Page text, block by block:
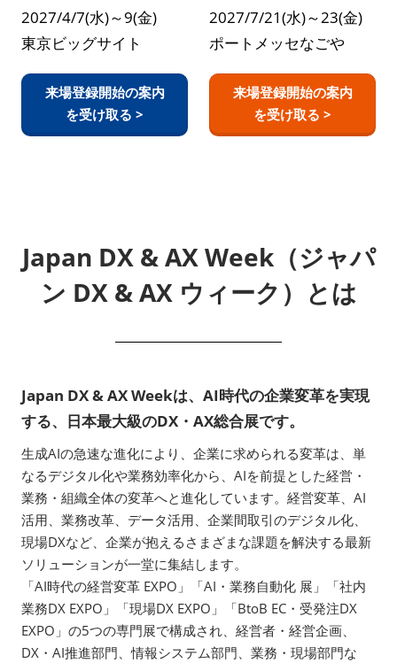
2027/4/7(水)～9(金)
東京ビッグサイト
来場登録開始の案内
を受け取る >
2027/7/21(水)～23(金)
ポートメッセなごや
来場登録開始の案内
を受け取る >
Japan DX & AX Week（ジャパ
ン DX & AX ウィーク）とは
Japan DX & AX Weekは、AI時代の企業変革を実現
する、日本最大級のDX・AX総合展です。
生成AIの急速な進化により、企業に求められる変革は、単
なるデジタル化や業務効率化から、AIを前提とした経営・
業務・組織全体の変革へと進化しています。経営変革、AI
活用、業務改革、データ活用、企業間取引のデジタル化、
現場DXなど、企業が抱えるさまざまな課題を解決する最新
ソリューションが一堂に集結します。
「AI時代の経営変革 EXPO」「AI・業務自動化 展」「社内
業務DX EXPO」「現場DX EXPO」「BtoB EC・受発注DX
EXPO」の5つの専門展で構成され、経営者・経営企画、
DX・AI推進部門、情報システム部門、業務・現場部門な